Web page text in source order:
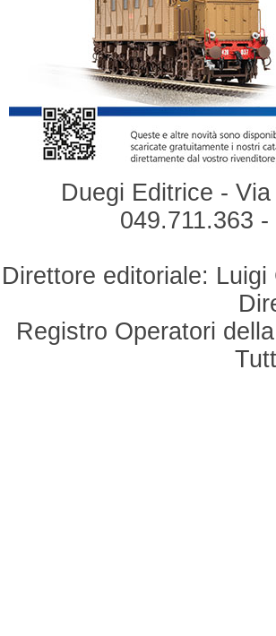
Duegi Editrice -
049.711.363
Direttore editoriale:
Registro Operatori